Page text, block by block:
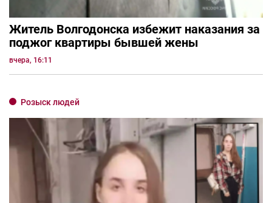
Житель Волгодонска избежит наказания за
поджог квартиры бывшей жены
вчера, 16:11
Розыск людей